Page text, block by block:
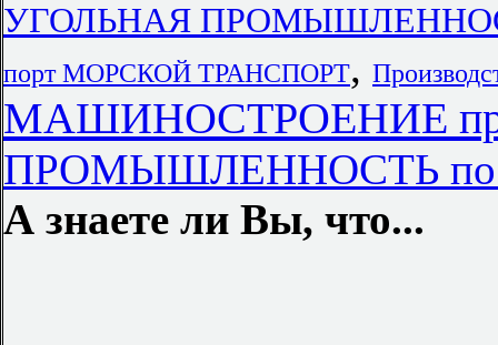
УГОЛЬНАЯ
порт МОРСКОЙ ТРАНСПОРТ,
МАШИНОСТРОЕНИЕ
ПРОМЫШЛЕННОСТЬ по
А знаете ли Вы, что...